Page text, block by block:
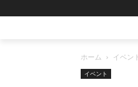
ホーム イベン
イベント